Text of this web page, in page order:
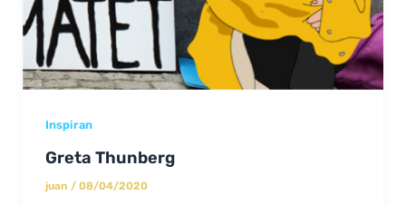
Inspiran
Greta Thunberg
juan / 08/04/2020